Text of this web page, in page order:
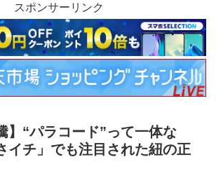
スポンサーリンク
】“パラコード”って一体な
イチ」でも注目された紐の正